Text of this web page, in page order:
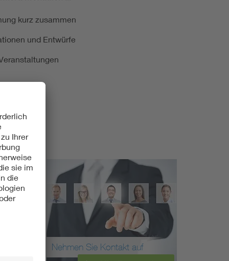
kurz zusammen
und Entwürfe
Nehmen Sie Kontakt auf